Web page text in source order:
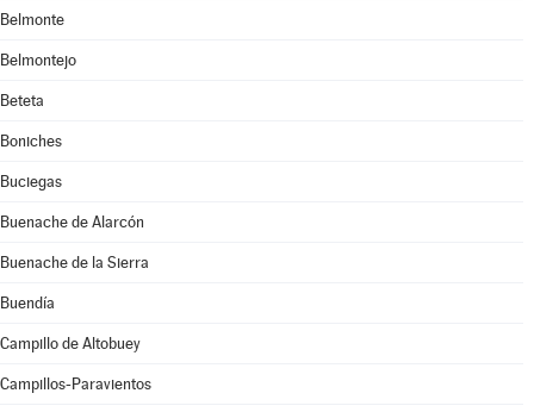
Belmonte
Belmontejo
Beteta
Boniches
Buciegas
Buenache de Alarcón
Buenache de la Sierra
Buendía
Campillo de Altobuey
Campillos-Paravientos